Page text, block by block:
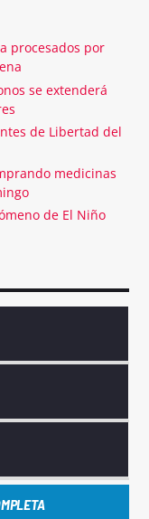
procesados por
se extenderá
de Libertad del
medicinas
de El Niño